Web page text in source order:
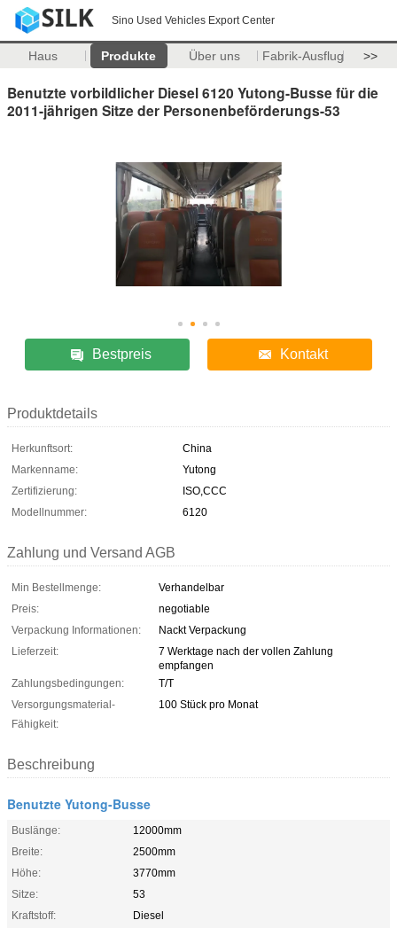
Sino Used Vehicles Export Center
Haus Produkte Über uns Fabrik-Ausflug >>
Benutzte vorbildlicher Diesel 6120 Yutong-Busse für die
2011-jährigen Sitze der Personenbeförderungs-53
Bestpreis Kontakt
Produktdetails
Herkunftsort:
China
Markenname:
Yutong
Zertifizierung:
ISO,CCC
Modellnummer:
6120
Zahlung und Versand AGB
Min Bestellmenge:
Verhandelbar
Preis:
negotiable
Verpackung Informationen:
Nackt Verpackung
Lieferzeit:
7 Werktage nach der vollen Zahlung
empfangen
Zahlungsbedingungen:
T/T
Versorgungsmaterial-
Fähigkeit:
100 Stück pro Monat
Beschreibung
Benutzte Yutong-Busse
Buslänge:
12000mm
Breite:
2500mm
Höhe:
3770mm
Sitze:
53
Kraftstoff:
Diesel